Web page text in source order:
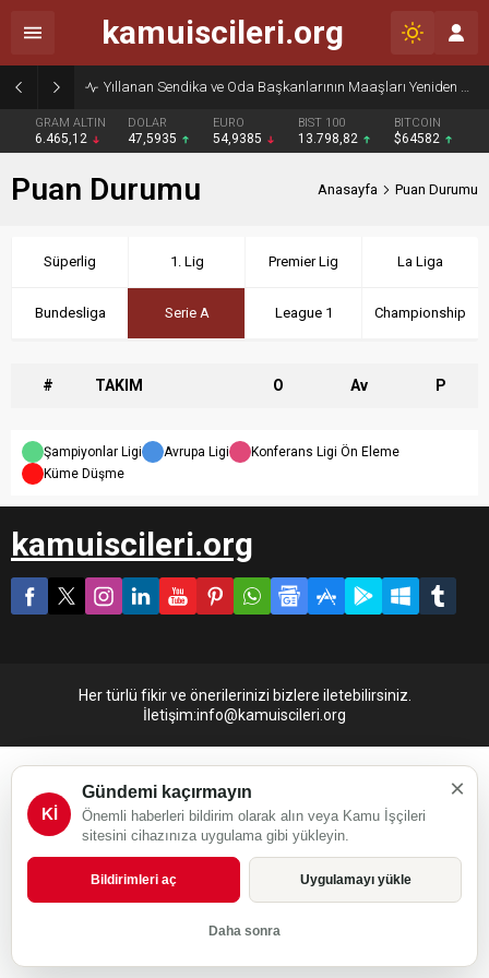
Yıllanan Sendika ve Oda Başkanlarının Maaşları Yeniden Gündemde
GRAM ALTIN
6.465,12
DOLAR
47,5935
EURO
54,9385
BIST 100
13.798,82
BITCOIN
$64582
kamuiscileri.org
Puan Durumu Anasayfa Puan Durumu
Süperlig 1. Lig Premier Lig La Liga
Bundesliga Serie A League 1 Championship
# TAKIM O Av P
Şampiyonlar Ligi Avrupa Ligi
Konferans Ligi Ön Eleme
Küme Düşme
kamuiscileri.org
Her türlü fikir ve önerilerinizi bizlere iletebilirsiniz.
İletişim:info@kamuiscileri.org
×
Kİ
Gündemi kaçırmayın
Önemli haberleri bildirim olarak alın veya Kamu İşçileri
sitesini cihazınıza uygulama gibi yükleyin.
Bildirimleri aç Uygulamayı yükle
Daha sonra